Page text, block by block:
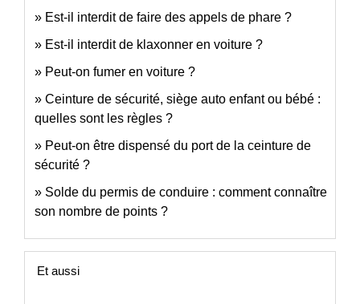
Est-il interdit de faire des appels de phare ?
Est-il interdit de klaxonner en voiture ?
Peut-on fumer en voiture ?
Ceinture de sécurité, siège auto enfant ou bébé :
quelles sont les règles ?
Peut-on être dispensé du port de la ceinture de
sécurité ?
Solde du permis de conduire : comment connaître
son nombre de points ?
Et aussi